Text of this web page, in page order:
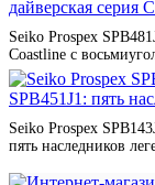
Seiko Prospex
Coastline с
Seiko Prospex
пять наследников